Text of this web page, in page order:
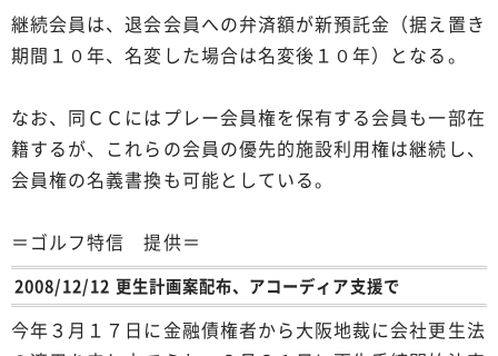
継続会員は、退会会員への弁済額が新預託金（据え置き
期間１０年、名変した場合は名変後１０年）となる。
なお、同ＣＣにはプレー会員権を保有する会員も一部在
籍するが、これらの会員の優先的施設利用権は継続し、
会員権の名義書換も可能としている。
＝ゴルフ特信 提供＝
2008/12/12 更生計画案配布、アコーディア支援で
今年３月１７日に金融債権者から大阪地裁に会社更生法